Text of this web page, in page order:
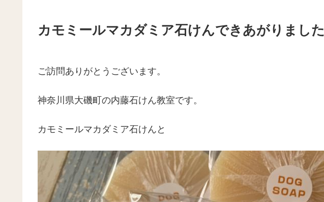
カモミールマカダミア石けんできあがりました
ご訪問ありがとうございます。
神奈川県大磯町の内藤石けん教室です。
カモミールマカダミア石けんと